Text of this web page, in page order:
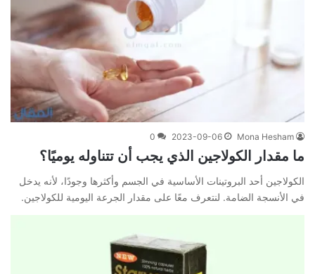
Mona Hesham
2023-09-06
0
ما مقدار الكولاجين الذي يجب أن تتناوله يوميًا؟
الكولاجين أحد البروتينات الأساسية في الجسم وأكثرها وجودًا، لأنه يدخل
في الأنسجة الضامة. لنتعرف معًا على مقدار الجرعة اليومية للكولاجين.